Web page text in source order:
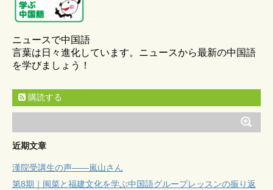
ニュースで中国語
言葉は日々進化しています。ニュースから最新の中国語
を学びましょう！
購読する
近期文章
漢院受講生の声——嵐山さん
第8期｜闽菜と福建文化を学ぶ中国語グループレッスンの振り返